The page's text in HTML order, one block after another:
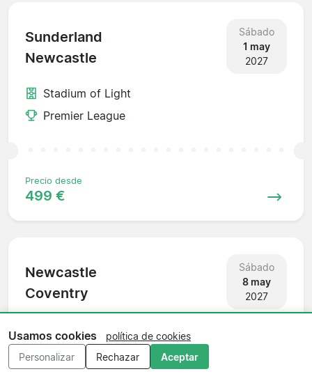
Sunderland
Newcastle
Sábado
1 may
2027
Stadium of Light
Premier League
Precio desde
499 €
Newcastle
Coventry
Sábado
8 may
2027
St James Park
Premier League
Usamos cookies
política de cookies
Personalizar
Rechazar Aceptar